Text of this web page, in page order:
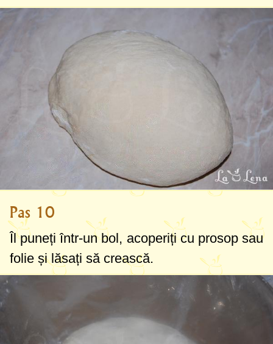
Pas 10
Îl puneți într-un bol, acoperiți cu prosop sau
folie și lăsați să crească.